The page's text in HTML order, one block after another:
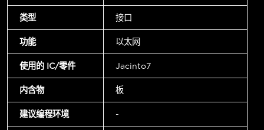
类型 接口
功能 以太网
使用的 IC/零件 Jacinto7
内含物 板
建议编程环境 -